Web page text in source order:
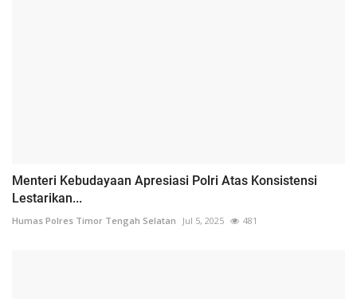
Menteri Kebudayaan Apresiasi Polri Atas Konsistensi
Lestarikan...
Humas Polres Timor Tengah Selatan Jul 5, 2025 481